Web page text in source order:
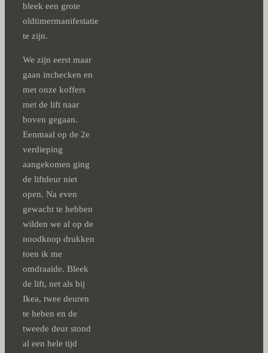
bleek een grote
oldtimermanifestatie
te zijn.
We zijn eerst maar
gaan inchecken en
met onze koffers
met de lift naar
boven gegaan.
Eenmaal op de 2e
verdieping
aangekomen ging
de liftdeur niet
open. Na even
gewacht te hebben
wilden we al op de
noodknop drukken
toen ik me
omdraaide. Bleek
de lift, net als bij
Ikea, twee deuren
te heben en de
tweede deur stond
al een hele tijd